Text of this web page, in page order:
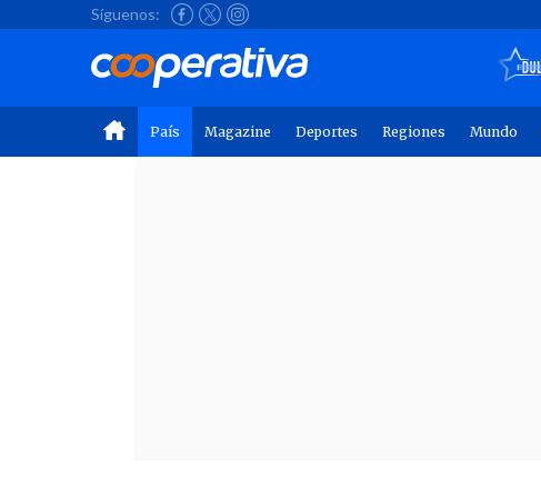
Síguenos:
País Magazine Deportes Regiones Mundo